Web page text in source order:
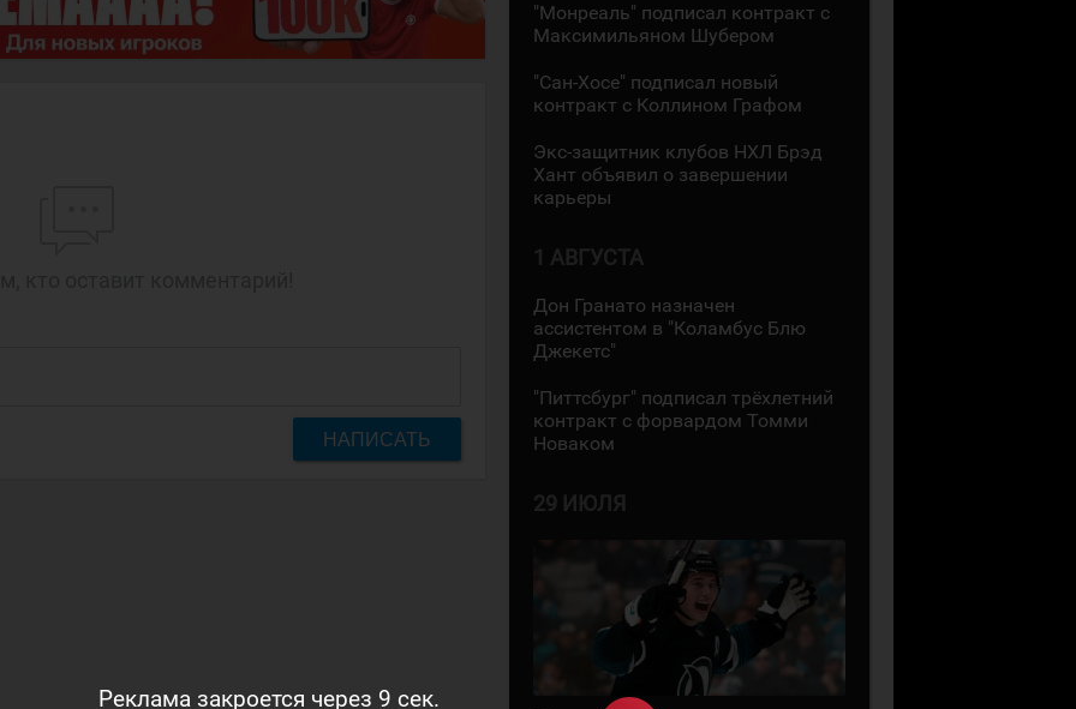
Реклама закроется через 8 сек.
НАПИСАТЬ
"Монреаль" подписал контракт с
Максимильяном Шубером
"Сан-Хосе" подписал новый
контракт с Коллином Графом
Экс-защитник клубов НХЛ Брэд
Хант объявил о завершении
карьеры
1 АВГУСТА
Дон Гранато назначен
ассистентом в "Коламбус Блю
Джекетс"
"Питтсбург" подписал трёхлетний
контракт с форвардом Томми
Новаком
29 ИЮЛЯ